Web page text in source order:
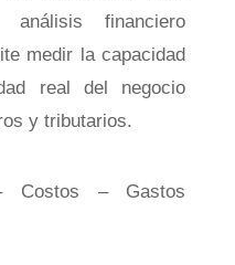
financiero
medir la capacidad
real del negocio
y tributarios.
Costos – Gastos